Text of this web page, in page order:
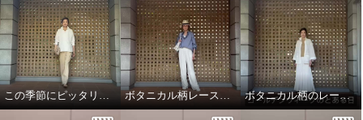
ボタニカル柄のレースジャケット